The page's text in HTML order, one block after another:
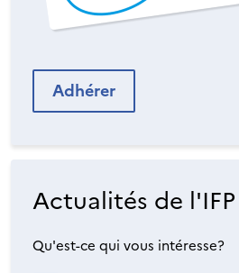
Adhérer
Actualités de l'IFP
Qu'est-ce qui vous intéresse?